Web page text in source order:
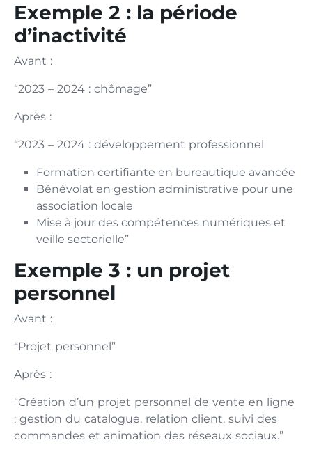
Exemple 2 : la période
d’inactivité
Avant :
“2023 – 2024 : chômage”
Après :
“2023 – 2024 : développement professionnel
Formation certifiante en bureautique avancée
Bénévolat en gestion administrative pour une
association locale
Mise à jour des compétences numériques et
veille sectorielle”
Exemple 3 : un projet
personnel
Avant :
“Projet personnel”
Après :
“Création d’un projet personnel de vente en ligne
: gestion du catalogue, relation client, suivi des
commandes et animation des réseaux sociaux.”